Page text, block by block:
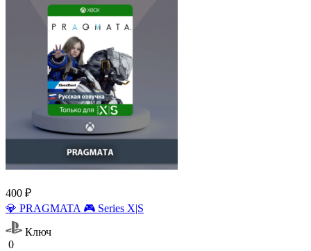
400 ₽
💎 PRAGMATA 🎮 Series X|S
Ключ
0